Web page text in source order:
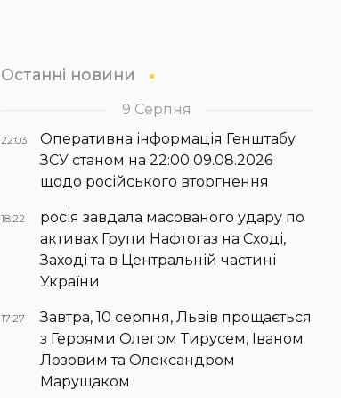
Останні новини
9 Серпня
22:03
Оперативна інформація Генштабу
ЗСУ станом на 22:00 09.08.2026
щодо російського вторгнення
18:22
росія завдала масованого удару по
активах Групи Нафтогаз на Сході,
Заході та в Центральній частині
України
17:27
Завтра, 10 серпня, Львів прощається
з Героями Олегом Тирусем, Іваном
Лозовим та Олександром
Марущаком